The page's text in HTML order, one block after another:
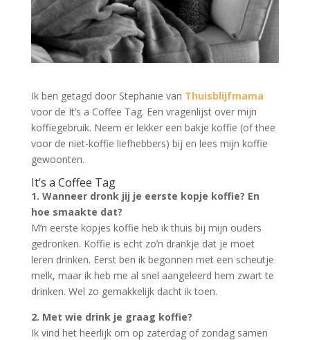
Ik ben getagd door Stephanie van Thuisblijfmama
voor de It’s a Coffee Tag. Een vragenlijst over mijn
koffiegebruik. Neem er lekker een bakje koffie (of thee
voor de niet-koffie liefhebbers) bij en lees mijn koffie
gewoonten.
It’s a Coffee Tag
1. Wanneer dronk jij je eerste kopje koffie? En
hoe smaakte dat?
M’n eerste kopjes koffie heb ik thuis bij mijn ouders
gedronken. Koffie is echt zo’n drankje dat je moet
leren drinken. Eerst ben ik begonnen met een scheutje
melk, maar ik heb me al snel aangeleerd hem zwart te
drinken. Wel zo gemakkelijk dacht ik toen.
2. Met wie drink je graag koffie?
Ik vind het heerlijk om op zaterdag of zondag samen